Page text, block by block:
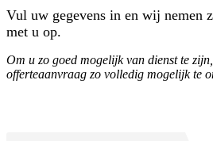
Vul uw gegevens in en wij nemen
met u op.
Om u zo goed mogelijk van dienst te
offerteaanvraag zo volledig mogelijk te